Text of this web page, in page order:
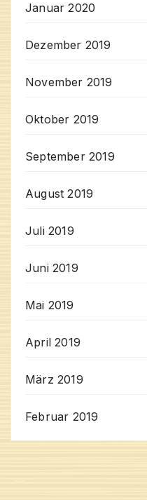
Januar 2020
Dezember 2019
November 2019
Oktober 2019
September 2019
August 2019
Juli 2019
Juni 2019
Mai 2019
April 2019
März 2019
Februar 2019